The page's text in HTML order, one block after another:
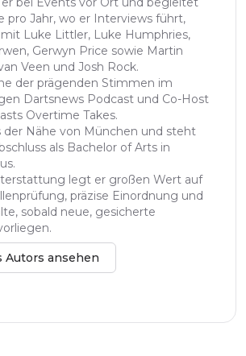
pro Jahr, wo er Interviews führt,
Luke Littler, Luke Humphries,
Gerwyn Price sowie Martin
Veen und Josh Rock.
der prägenden Stimmen im
Dartsnews Podcast und Co-Host
Overtime Takes.
der Nähe von München und steht
als Bachelor of Arts in
legt er großen Wert auf
präzise Einordnung und
sobald neue, gesicherte
Autors ansehen